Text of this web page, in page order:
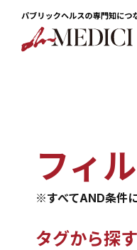
フィ
※すべてAND条件
タグから探す